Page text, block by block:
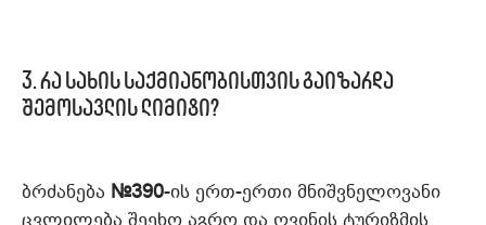
3. რა სახის საქმიანობისთვის გაიზარდა
შემოსავლის ლიმიტი?
ბრძანება №390-ის ერთ-ერთი მნიშვნელოვანი
ცვლილება შეეხო აგრო და ღვინის ტურიზმის